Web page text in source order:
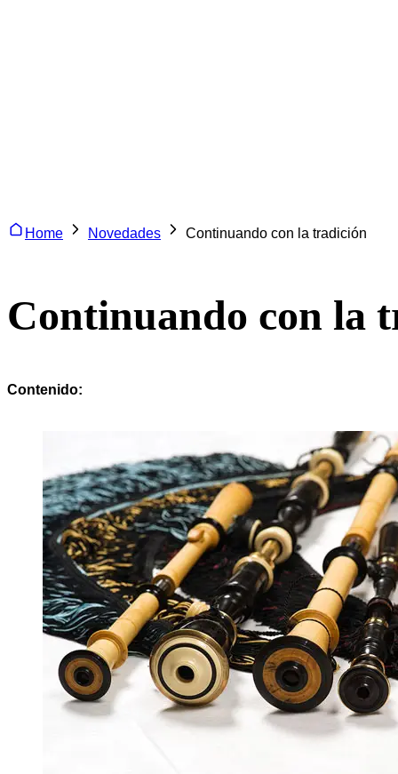
Home Novedades Continuando con la tradición
Continuando con la
Contenido: